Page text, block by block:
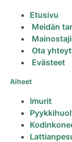
Etusivu
Meidän
Ota
Evästeet
Aiheet
Imurit